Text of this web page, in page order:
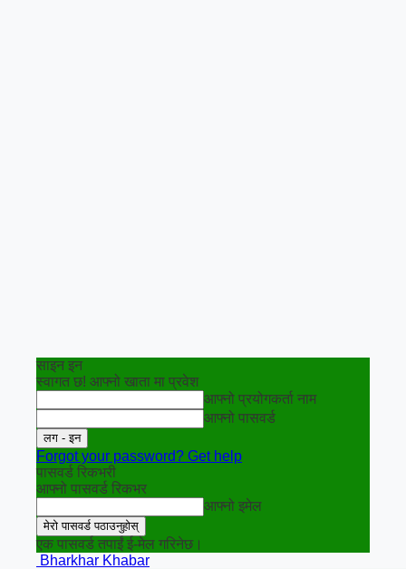
साइन इन
स्वागत छ! आफ्नो खाता मा प्रवेश
आफ्नो प्रयोगकर्ता नाम
आफ्नो पासवर्ड
Forgot your password? Get help
पासवर्ड रिकभरी
आफ्नो पासवर्ड रिकभर
आफ्नो इमेल
एक पासवर्ड तपाईं ई-मेल गरिनेछ।
Bharkhar Khabar